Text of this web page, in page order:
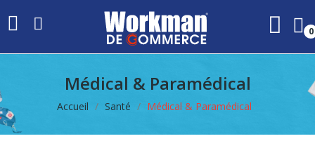
0
Médical & Paramédical
Accueil Santé Médical & Paramédical